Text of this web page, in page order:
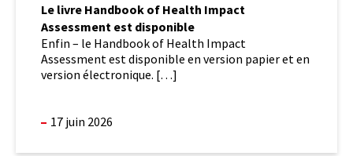
Le livre Handbook of Health Impact
Assessment est disponible
Enfin – le Handbook of Health Impact
Assessment est disponible en version papier et en
version électronique. […]
17 juin 2026